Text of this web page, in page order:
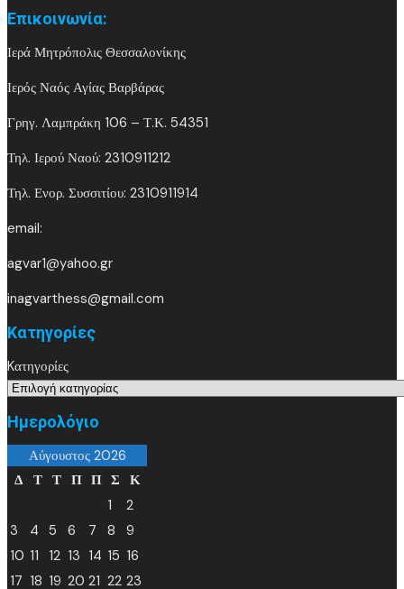
Επικοινωνία:
Ιερά Μητρόπολις Θεσσαλονίκης
Ιερός Ναός Αγίας Βαρβάρας
Γρηγ. Λαμπράκη 106 – Τ.Κ. 54351
Τηλ. Ιερού Ναού: 2310911212
Τηλ. Ενορ. Συσσιτίου: 2310911914
email:
agvar1@yahoo.gr
inagvarthess@gmail.com
Kατηγορίες
Kατηγορίες
Ημερολόγιο
Αύγουστος 2026
Δ
Τ Τ Π Π Σ Κ
1
2
3
4 5 6 7 8
9
10 11 12 13 14 15 16
17 18 19 20 21 22 23